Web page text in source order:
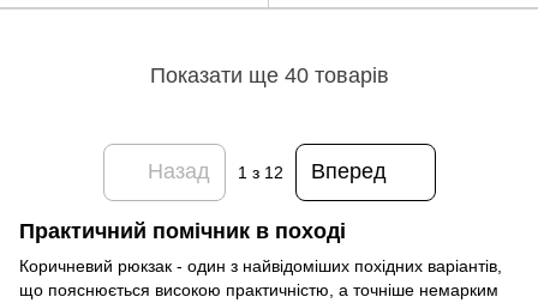
Показати ще 40 товарів
Назад 1 з 12 Вперед
Практичний помічник в поході
Коричневий рюкзак - один з найвідоміших похідних варіантів,
що пояснюється високою практичністю, а точніше немарким